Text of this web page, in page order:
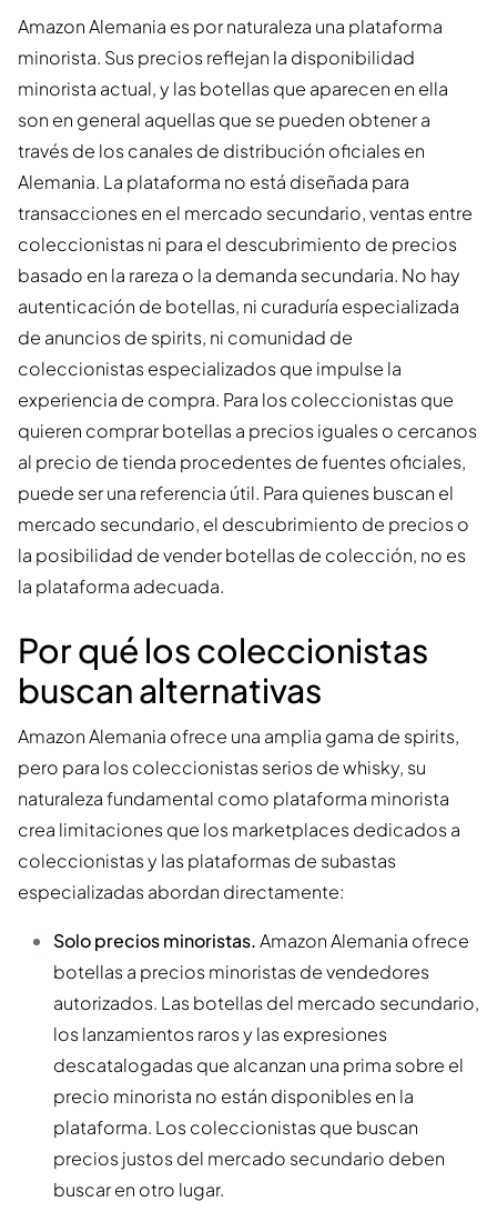
Amazon Alemania es por naturaleza una plataforma
minorista. Sus precios reflejan la disponibilidad
minorista actual, y las botellas que aparecen en ella
son en general aquellas que se pueden obtener a
través de los canales de distribución oficiales en
Alemania. La plataforma no está diseñada para
transacciones en el mercado secundario, ventas entre
coleccionistas ni para el descubrimiento de precios
basado en la rareza o la demanda secundaria. No hay
autenticación de botellas, ni curaduría especializada
de anuncios de spirits, ni comunidad de
coleccionistas especializados que impulse la
experiencia de compra. Para los coleccionistas que
quieren comprar botellas a precios iguales o cercanos
al precio de tienda procedentes de fuentes oficiales,
puede ser una referencia útil. Para quienes buscan el
mercado secundario, el descubrimiento de precios o
la posibilidad de vender botellas de colección, no es
la plataforma adecuada.
Por qué los coleccionistas
buscan alternativas
Amazon Alemania ofrece una amplia gama de spirits,
pero para los coleccionistas serios de whisky, su
naturaleza fundamental como plataforma minorista
crea limitaciones que los marketplaces dedicados a
coleccionistas y las plataformas de subastas
especializadas abordan directamente:
Solo precios minoristas.Amazon Alemania ofrece
botellas a precios minoristas de vendedores
autorizados. Las botellas del mercado secundario,
los lanzamientos raros y las expresiones
descatalogadas que alcanzan una prima sobre el
precio minorista no están disponibles en la
plataforma. Los coleccionistas que buscan
precios justos del mercado secundario deben
buscar en otro lugar.